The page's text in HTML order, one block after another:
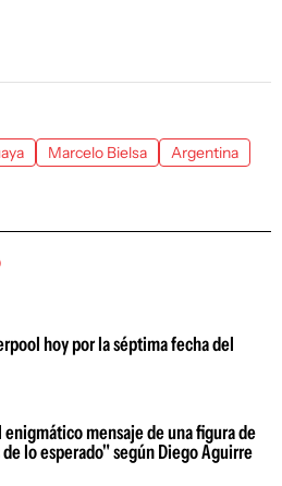
Marcelo Bielsa
Argentina
hoy por la séptima fecha del
mensaje de una figura de
lo esperado" según Diego Aguirre